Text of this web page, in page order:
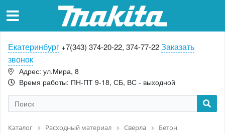
Екатеринбург +7(343) 374-20-22, 374-77-22Заказать
звонок
Адрес: ул.Мира, 8
Время работы: ПН-ПТ 9-18, СБ, ВС - выходной
Каталог Расходный материал Сверла
Бетон